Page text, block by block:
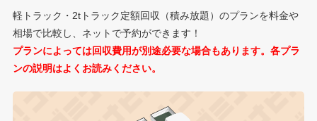
軽トラック・2tトラック定額回収（積み放題）のプランを料金や
相場で比較し、ネットで予約ができます！
プランによっては回収費用が別途必要な場合もあります。各プラ
ンの説明はよくお読みください。